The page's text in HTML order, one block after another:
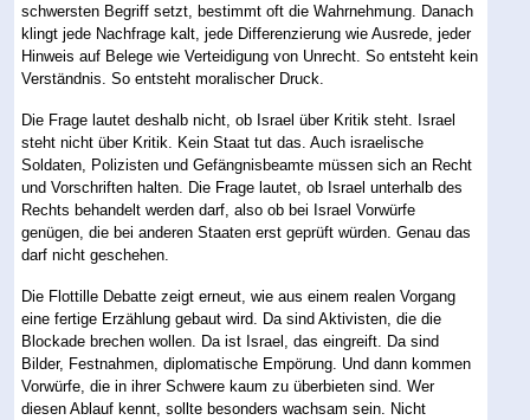
schwersten Begriff setzt, bestimmt oft die Wahrnehmung. Danach
klingt jede Nachfrage kalt, jede Differenzierung wie Ausrede, jeder
Hinweis auf Belege wie Verteidigung von Unrecht. So entsteht kein
Verständnis. So entsteht moralischer Druck.
Die Frage lautet deshalb nicht, ob Israel über Kritik steht. Israel
steht nicht über Kritik. Kein Staat tut das. Auch israelische
Soldaten, Polizisten und Gefängnisbeamte müssen sich an Recht
und Vorschriften halten. Die Frage lautet, ob Israel unterhalb des
Rechts behandelt werden darf, also ob bei Israel Vorwürfe
genügen, die bei anderen Staaten erst geprüft würden. Genau das
darf nicht geschehen.
Die Flottille Debatte zeigt erneut, wie aus einem realen Vorgang
eine fertige Erzählung gebaut wird. Da sind Aktivisten, die die
Blockade brechen wollen. Da ist Israel, das eingreift. Da sind
Bilder, Festnahmen, diplomatische Empörung. Und dann kommen
Vorwürfe, die in ihrer Schwere kaum zu überbieten sind. Wer
diesen Ablauf kennt, sollte besonders wachsam sein. Nicht